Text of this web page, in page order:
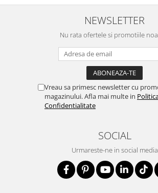
NEWSLETTER
Nu rata ofertele si promotiile
Vreau sa primesc newsletter cu
magazinului. Afla mai multe in
Confidentialitate
SOCIAL
Urmareste-ne in social media